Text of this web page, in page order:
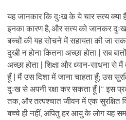
यह जानकार कि दुःख के ये चार सत्य क्या
इनका कारण है, और सत्य को जानकर
बच्चों की यह सोचने में सहायता की जा
दुखी न होना कितना अच्छा होता | सब
अच्छा होता | शिक्षा और ध्यान-साधना से
हूँ | मैं उस दिशा में जाना चाहता हूँ; उस
दुःख से अपनी रक्षा कर सकता हूँ |" इस
तक, और तत्पश्चात जीवन में एक सुरक्षित
बच्चे ही नहीं, अपितु हर आयु के लोग